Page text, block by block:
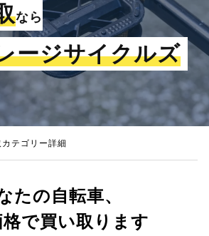
なら
ージサイクルズ
テゴリー詳細
たの自転車、
で買い取ります